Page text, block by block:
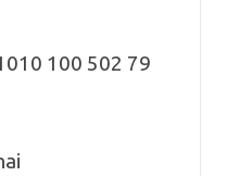
100 502 79